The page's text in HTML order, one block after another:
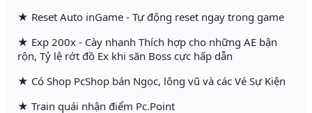
★ Reset Auto inGame - Tự động reset ngay trong game
★ Exp 200x - Cày nhanh Thích hợp cho những AE bận
rộn, Tỷ lệ rớt đồ Ex khi săn Boss cực hấp dẫn
★ Có Shop PcShop bán Ngọc, lông vũ và các Vé Sự Kiện
★ Train quái nhận điểm Pc.Point